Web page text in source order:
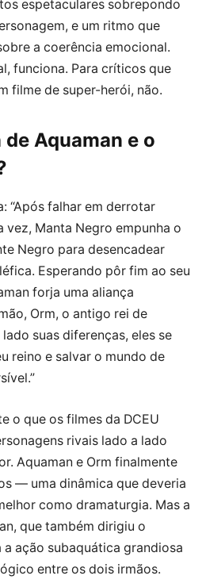
espetaculares sobrepondo
e um ritmo que
a coerência emocional.
funciona. Para críticos que
filme de super-herói, não.
Aquaman e o
“Após falhar em derrotar
vez, Manta Negro empunha o
Negro para desencadear
Esperando pôr fim ao seu
forja uma aliança
Orm, o antigo rei de
suas diferenças, eles se
reino e salvar o mundo de
o que os filmes da DCEU
rivais lado a lado
Aquaman e Orm finalmente
— uma dinâmica que deveria
como dramaturgia. Mas a
que também dirigiu o
ação subaquática grandiosa
entre os dois irmãos.